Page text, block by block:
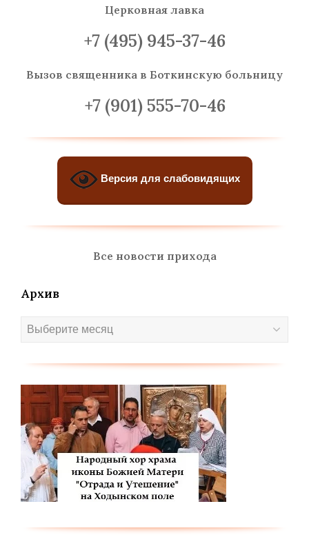
Церковная лавка
+7 (495) 945-37-46
Вызов священника в Боткинскую больницу
+7 (901) 555-70-46
Версия для слабовидящих
Все новости прихода
Архив
Архив